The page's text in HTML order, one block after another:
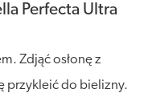
Perfecta Ultra
Zdjąć osłonę z
przykleić do bielizny.